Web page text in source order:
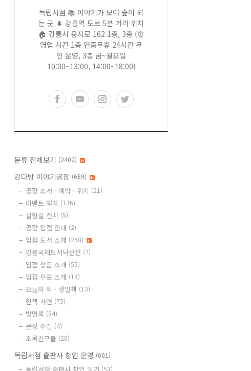
독립서점 📚 이야기가 모여 숲이 되
는 곳 🌲 강릉역 도보 5분 거리 위치
🏠 강릉시 용지로 162 1층, 3층 (⏰
영업 시간 1층 연중무휴 24시간 무
인 운영, 3층 금~월요일
10:00~13:00, 14:00~18:00)
분류 전체보기 (2402)
강다방 이야기공장 (669)
공장 소개 · 예약 · 위치 (21)
이벤트 행사 (136)
실험실 전시 (5)
공장 입점 안내 (2)
입점 도서 소개 (258)
강릉국제도서낙선전 (7)
입점 상품 소개 (55)
입점 우표 소개 (19)
오늘의 책 · 생일책 (13)
헌책 사연 (75)
방명록 (54)
문장 수집 (4)
초록친구들 (20)
독립서점 출판사 창업 운영 (601)
(53)